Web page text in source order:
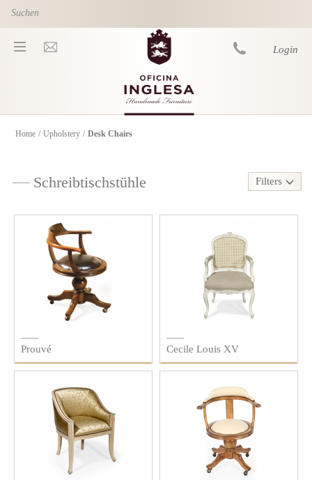
Skip to main content
Login
You are here
Home / Upholstery / Desk Chairs
Schreibtischstühle Filters
Prouvé Cecile Louis XV